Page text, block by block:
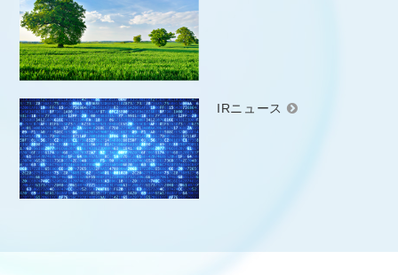
IRニュース